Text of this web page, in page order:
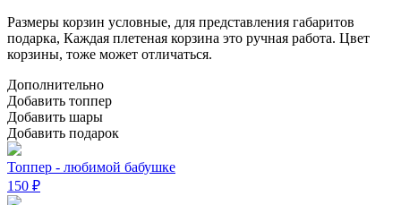
Размеры корзин условные, для представления габаритов
подарка, Каждая плетеная корзина это ручная работа. Цвет
корзины, тоже может отличаться.
Дополнительно
Добавить топпер
Добавить шары
Добавить подарок
Топпер - любимой бабушке
150 ₽